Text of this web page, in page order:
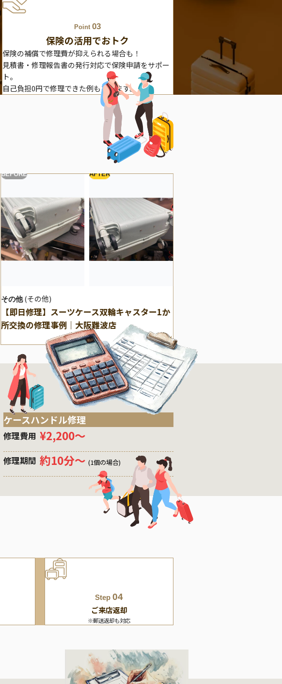
Point03
保険の活用でおトク
保険の補償で修理費が抑えられる場合も！
見積書・修理報告書の発行対応で保険申請をサポー
ト。
自己負担0円で修理できた例もあります。
BEFORE AFTER
その他 (その他)
【即日修理】スーツケース双輪キャスター1か
所交換の修理事例｜大阪難波店
ケースハンドル修理
修理費用 ¥2,200〜
修理期間 約10分〜 (1個の場合)
Step04
ご来店返却
※郵送返却も対応